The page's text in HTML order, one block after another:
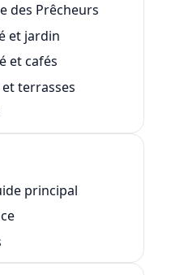
des Prêcheurs
et jardin
et cafés
terrasses
principal